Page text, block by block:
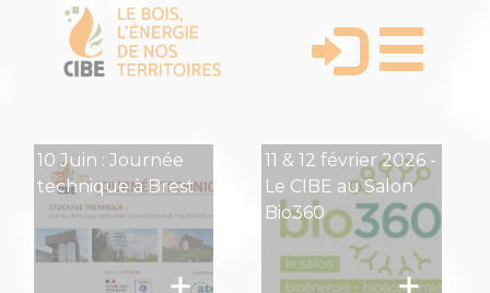
10 Juin : Journée
technique à Brest
11 & 12 février 2026 -
Le CIBE au Salon
Bio360